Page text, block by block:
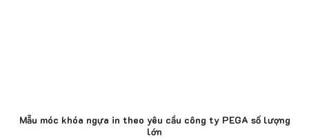
Mẫu móc khóa ngựa in theo yêu cầu công ty PEGA số lượng
lớn